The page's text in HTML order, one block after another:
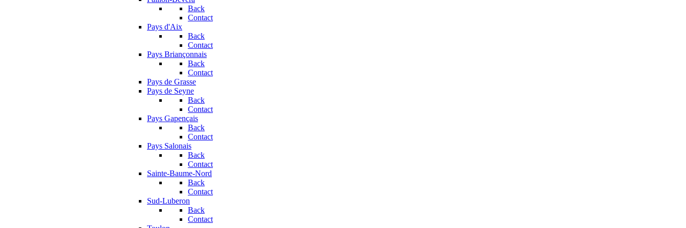
Back
Contact
Pays d'Aix
Back
Contact
Pays Briançonnais
Back
Contact
Pays de Grasse
Pays de Seyne
Back
Contact
Pays Gapençais
Back
Contact
Pays Salonais
Back
Contact
Sainte-Baume-Nord
Back
Contact
Sud-Luberon
Back
Contact